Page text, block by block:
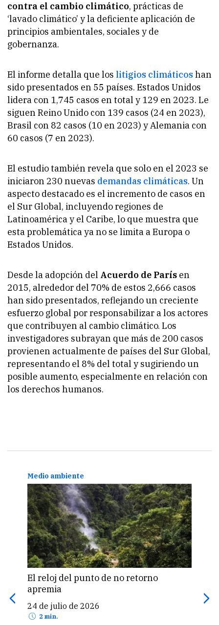
contra el cambio climático, prácticas de
‘lavado climático’ y la deficiente aplicación de
principios ambientales, sociales y de
gobernanza.
El informe detalla que los litigios climáticoshan
sido presentados en 55 países. Estados Unidos
lidera con 1,745 casos en total y 129 en 2023. Le
siguen Reino Unido con 139 casos (24 en 2023),
Brasil con 82 casos (10 en 2023) y Alemania con
60 casos (7 en 2023).
El estudio también revela que solo en el 2023 se
iniciaron 230 nuevas demandas climáticas. Un
aspecto destacado es el incremento de casos en
el Sur Global, incluyendo regiones de
Latinoamérica y el Caribe, lo que muestra que
esta problemática ya no se limita a Europa o
Estados Unidos.
Desde la adopción del Acuerdo de París en
2015, alrededor del 70% de estos 2,666 casos
han sido presentados, reflejando un creciente
esfuerzo global por responsabilizar a los actores
que contribuyen al cambio climático. Los
investigadores subrayan que más de 200 casos
provienen actualmente de países del Sur Global,
representando el 8% del total y sugiriendo un
posible aumento, especialmente en relación con
los derechos humanos.
Medio ambiente
El reloj del punto de no retorno
apremia
24 de julio de 2026
2 min.
la